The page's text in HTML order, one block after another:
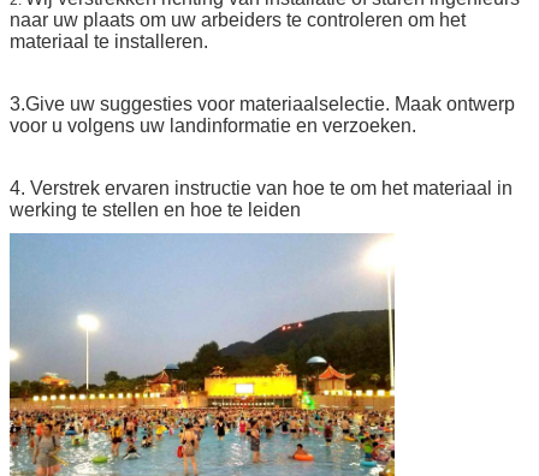
naar uw plaats om uw arbeiders te controleren om het
materiaal te installeren.
3.Give uw suggesties voor materiaalselectie. Maak ontwerp
voor u volgens uw landinformatie en verzoeken.
4. Verstrek ervaren instructie van hoe te om het materiaal in
werking te stellen en hoe te leiden